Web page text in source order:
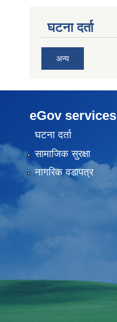
घटना दर्ता
अन्य
eGov services
घटना दर्ता
सामाजिक सुरक्षा
नागरिक वडापत्र